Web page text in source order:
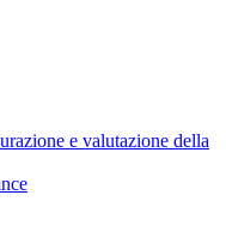
e valutazione della